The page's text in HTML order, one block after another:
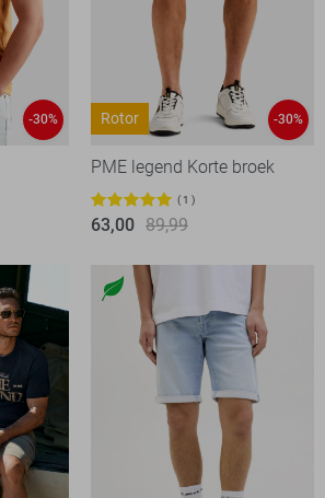
-30% Rotor -30%
PME legend Korte broek
1
63,00 89,99